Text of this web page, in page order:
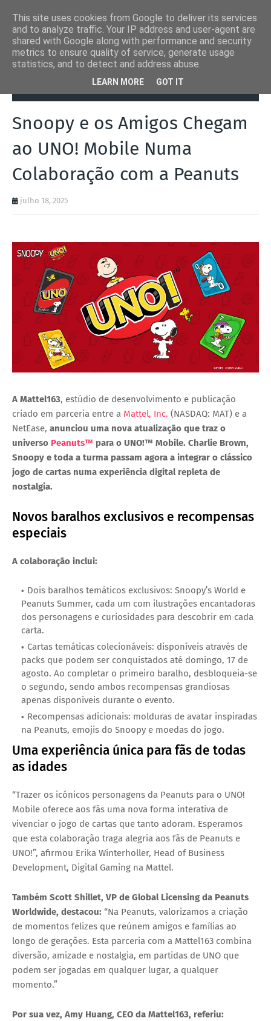
Brinquedos
Snoopy e os Amigos Chegam ao UNO!
Snoopy e os Amigos Chegam
ao UNO! Mobile Numa
Colaboração com a Peanuts
julho 18, 2025
A Mattel163, estúdio de desenvolvimento e publicação
criado em parceria entre a Mattel, Inc. (NASDAQ: MAT) e a
NetEase, anunciou uma nova atualização que traz o
universo Peanuts™ para o UNO!™ Mobile. Charlie Brown,
Snoopy e toda a turma passam agora a integrar o clássico
jogo de cartas numa experiência digital repleta de
nostalgia.
Novos baralhos exclusivos e recompensas
especiais
A colaboração inclui:
Dois baralhos temáticos exclusivos: Snoopy’s World e
Peanuts Summer, cada um com ilustrações encantadoras
dos personagens e curiosidades para descobrir em cada
carta.
Cartas temáticas colecionáveis: disponíveis através de
packs que podem ser conquistados até domingo, 17 de
agosto. Ao completar o primeiro baralho, desbloqueia-se
o segundo, sendo ambos recompensas grandiosas
apenas disponíveis durante o evento.
Recompensas adicionais: molduras de avatar inspiradas
na Peanuts, emojis do Snoopy e moedas do jogo.
Uma experiência única para fãs de todas
as idades
“Trazer os icónicos personagens da Peanuts para o UNO!
Mobile oferece aos fãs uma nova forma interativa de
vivenciar o jogo de cartas que tanto adoram. Esperamos
que esta colaboração traga alegria aos fãs de Peanuts e
UNO!”, afirmou Erika Winterholler, Head of Business
Development, Digital Gaming na Mattel.
Também Scott Shillet, VP de Global Licensing da Peanuts
Worldwide, destacou: “Na Peanuts, valorizamos a criação
de momentos felizes que reúnem amigos e famílias ao
longo de gerações. Esta parceria com a Mattel163 combina
diversão, amizade e nostalgia, em partidas de UNO que
podem ser jogadas em qualquer lugar, a qualquer
momento.”
Por sua vez, Amy Huang, CEO da Mattel163, referiu:
This site uses cookies from Google to deliver its services
and to analyze traffic. Your IP address and user-agent are
shared with Google along with performance and security
metrics to ensure quality of service, generate usage
statistics, and to detect and address abuse.
LEARN MORE GOT IT